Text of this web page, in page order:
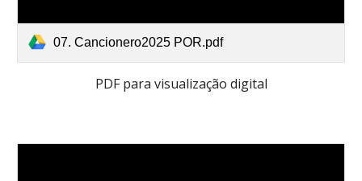
07. Cancionero2025 POR.pdf
PDF para visualização digital